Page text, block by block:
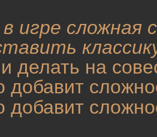
игре сложная
делать на
добавит
добавит